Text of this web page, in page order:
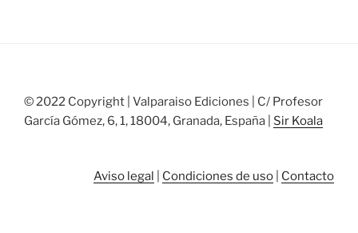
© 2022 Copyright | Valparaiso Ediciones | C/ Profesor
García Gómez, 6, 1, 18004, Granada, España | Sir Koala
Aviso legal Condiciones de uso Contacto